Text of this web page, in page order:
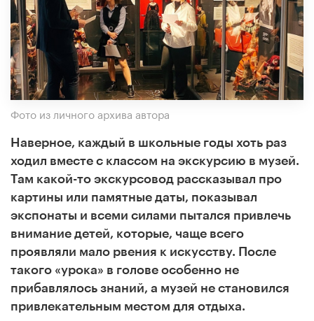
Фото из личного архива автора
Наверное, каждый в школьные годы хоть раз
ходил вместе с классом на экскурсию в музей.
Там какой-то экскурсовод рассказывал про
картины или памятные даты, показывал
экспонаты и всеми силами пытался привлечь
внимание детей, которые, чаще всего
проявляли мало рвения к искусству. После
такого «урока» в голове особенно не
прибавлялось знаний, а музей не становился
привлекательным местом для отдыха.